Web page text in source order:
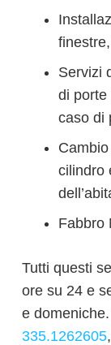
Servizi
di porte
caso di
cilindro
Fabbro
Tutti questi
ore su 24 e
e
335.1262605